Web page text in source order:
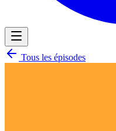
Tous les épisodes